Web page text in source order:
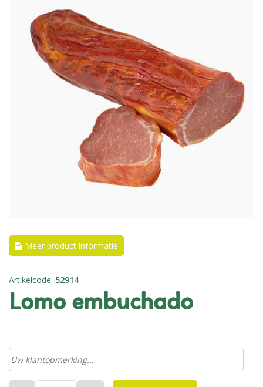
Meer product informatie
Artikelcode: 52914
lomo embuchado